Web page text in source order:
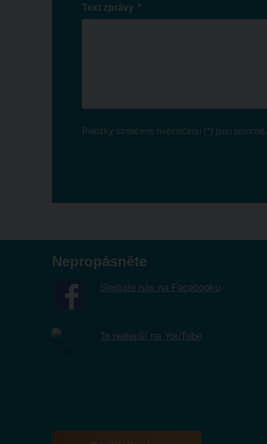
Text zprávy *
Položky označené hvězdičkou (*) jsou povinné.
Nepropásněte
Sledujte nás na Facebooku
To nejlepší na YouTube